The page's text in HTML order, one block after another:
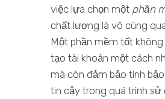
việc lựa chọn một phần
chất lượng là vô cùng
Một phần mềm tốt không
tạo tài khoản một cách
mà còn đảm bảo tính
tin cậy trong quá trình sử